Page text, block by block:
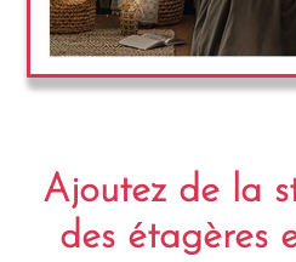
Ajoutez de la
des étagères